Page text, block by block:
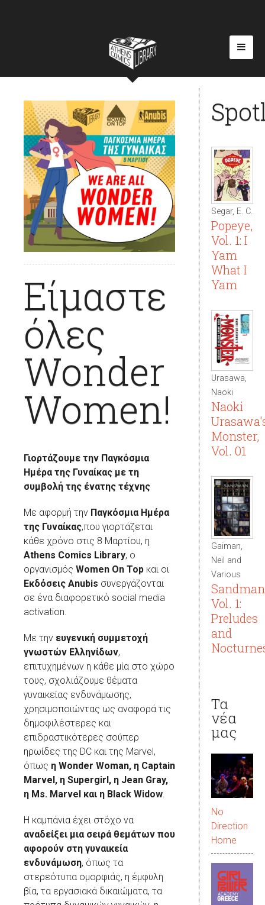
Είμαστε
όλες
Wonder
Women!
Γιορτάζουμε την Παγκόσμια
Ημέρα της Γυναίκας με τη
συμβολή της ένατης τέχνης
Με αφορμή την Παγκόσμια Ημέρα
της Γυναίκας,που γιορτάζεται
κάθε χρόνο στις 8 Μαρτίου, η
Athens Comics Library, ο
οργανισμός Women On Top και οι
Εκδόσεις Anubis συνεργάζονται
σε ένα διαφορετικό social media
activation.
Με την ευγενική συμμετοχή
γνωστών Ελληνίδων,
επιτυχημένων η κάθε μία στο χώρο
τους, σχολιάζουμε θέματα
γυναικείας ενδυνάμωσης,
χρησιμοποιώντας ως αναφορά τις
δημοφιλέστερες και
επιδραστικότερες σούπερ
ηρωίδες της DC και της Marvel,
όπως η Wonder Woman, η Captain
Marvel, η Supergirl, η Jean Gray,
η Ms. Marvel και η Black Widow.
Η καμπάνια έχει στόχο να
αναδείξει μια σειρά θεμάτων που
αφορούν στη γυναικεία
ενδυνάμωση, όπως τα
στερεότυπα ομορφιάς, η έμφυλη
βία, τα εργασιακά δικαιώματα, τα
Segar, E. C.
Popeye,
Vol. 1: I
Yam
What I
Yam
Urasawa,
Naoki
Naoki
Monster,
Vol. 01
Gaiman,
Neil and
Various
Sandman
Vol. 1:
Preludes
and
Τα
νέα
μας
No
Direction
Home